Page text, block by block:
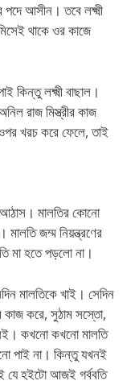
পদে আসীন। তবে লক্ষ্মী
থাকে ওর কাজে
কিন্তু লক্ষ্মী বাছাল।
রাজ মিস্ত্রীর কাজ
খরচ করে ফেলে, তাই
আঠাস। মালতির কোনো
জম্ম নিয়ন্ত্রণের
মা হতে পড়লো না।
মালতিকে খাই। সেদিন
কাজ করে, সুঠাম সস্তো,
কখনো কখনো মালতি
পাই না। কিন্তু যখনই
যে হইটো আজই গর্ববতি